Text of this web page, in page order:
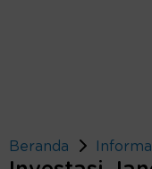
Beranda